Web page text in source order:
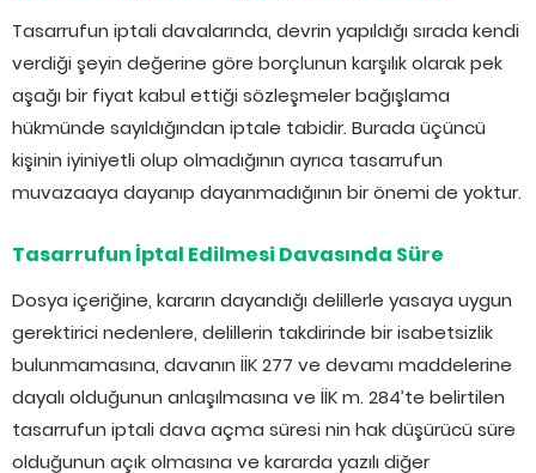
Tasarrufun iptali davalarında, devrin yapıldığı sırada kendi
verdiği şeyin değerine göre borçlunun karşılık olarak pek
aşağı bir fiyat kabul ettiği sözleşmeler bağışlama
hükmünde sayıldığından iptale tabidir. Burada üçüncü
kişinin iyiniyetli olup olmadığının ayrıca tasarrufun
muvazaaya dayanıp dayanmadığının bir önemi de yoktur.
Tasarrufun İptal Edilmesi Davasında Süre
Dosya içeriğine, kararın dayandığı delillerle yasaya uygun
gerektirici nedenlere, delillerin takdirinde bir isabetsizlik
bulunmamasına, davanın İİK 277 ve devamı maddelerine
dayalı olduğunun anlaşılmasına ve İİK m. 284’te belirtilen
tasarrufun iptali dava açma süresi nin hak düşürücü süre
olduğunun açık olmasına ve kararda yazılı diğer